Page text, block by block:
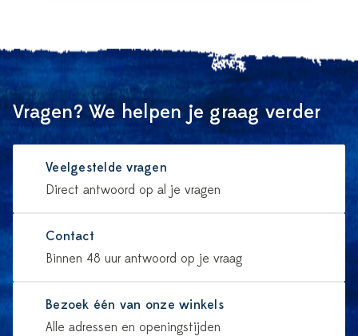
Vragen? We helpen je graag verder
Veelgestelde vragen
Direct antwoord op al je vragen
Contact
Binnen 48 uur antwoord op je vraag
Bezoek één van onze winkels
Alle adressen en openingstijden